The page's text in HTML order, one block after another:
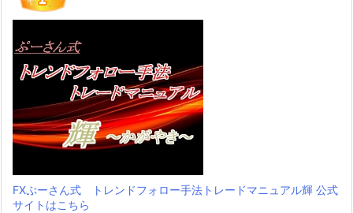
FXぷーさん式 トレンドフォロー手法トレードマニュアル輝 公式
サイトはこちら